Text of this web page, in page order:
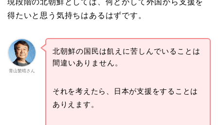
現段階の北朝鮮としては、何とかして外国から支援を
得たいと思う気持ちはあるはずです。
青山繁晴さん
北朝鮮の国民は飢えに苦しんでいることは
間違いありません。
それを考えたら、日本が支援をすることは
ありえます。